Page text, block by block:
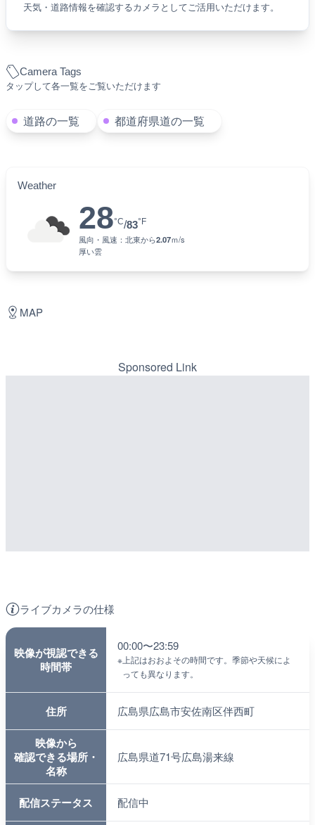
Camera Tags
タップして各一覧をご覧いただけます
道路の一覧 都道府県道の一覧
Weather
28°C/83°F
風向・風速： 北東から2.07ｍ/s
厚い雲
天気・道路情報を確認するカメラとしてご活用いただけます。
ライブカメラの仕様
映像が視認できる
時間帯
00:00〜23:59
※ 上記はおおよその時間です。季節や天候によ
っても異なります。
住所 広島県広島市安佐南区伴西町
映像から
確認できる場所・
名称
広島県道71号広島湯来線
配信ステータス 配信中
MAP
Sponsored Link